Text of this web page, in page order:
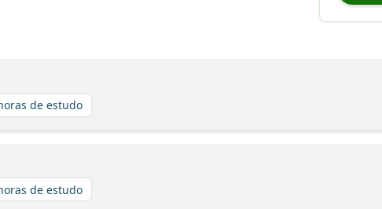
de estudo
de estudo